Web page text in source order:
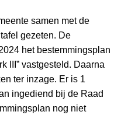
samen met de
gezeten. De
het bestemmingsplan
III” vastgesteld. Daarna
ter inzage. Er is 1
ingediend bij de Raad
nog niet